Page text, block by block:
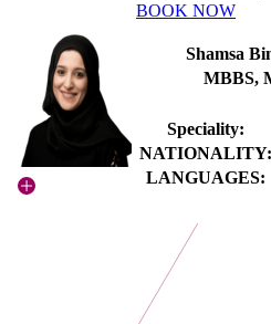
BOOK NOW
Shamsa
MBBS,
Speciality:
NATIONALITY:
LANGUAGES: